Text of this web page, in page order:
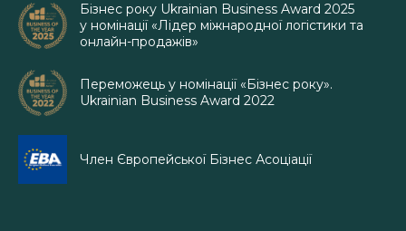
Бізнес року Ukrainian Business Award 2025
у номінації «Лідер міжнародної логістики та
онлайн-продажів»
Переможець у номінації «Бізнес року».
Ukrainian Business Award 2022
Член Європейської Бізнес Асоціації